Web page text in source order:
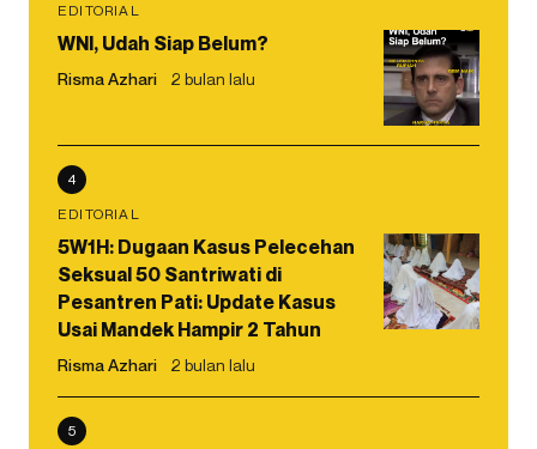
EDITORIAL
WNI, Udah Siap Belum?
Risma Azhari 2 bulan lalu
4
EDITORIAL
5W1H: Dugaan Kasus Pelecehan
Seksual 50 Santriwati di
Pesantren Pati: Update Kasus
Usai Mandek Hampir 2 Tahun
Risma Azhari 2 bulan lalu
5